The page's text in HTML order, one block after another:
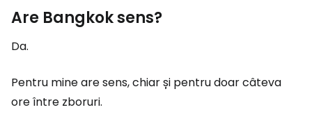
Are Bangkok sens?
Da.
Pentru mine are sens, chiar și pentru doar câteva
ore între zboruri.